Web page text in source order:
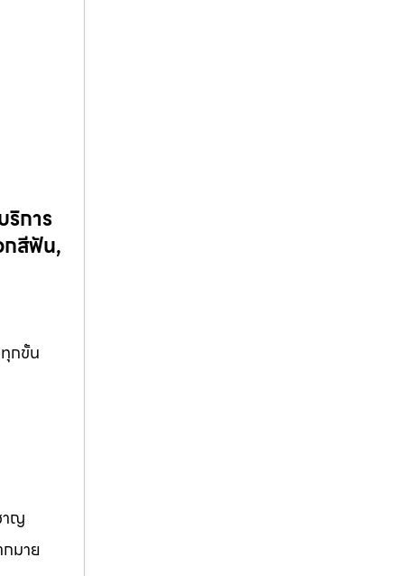
การ
กสีฟัน,
กขั้น
าญ
มาย